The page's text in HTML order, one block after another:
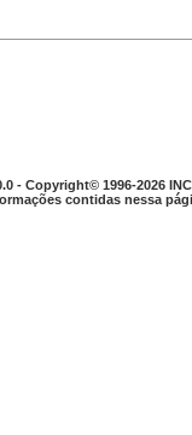
- Copyright© 1996-2026
contidas nessa